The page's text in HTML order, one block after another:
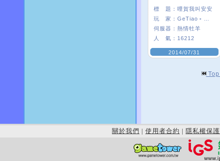
標 題： 哩賀我叫安安
玩 家：
伺服器： 熱情牡羊
人 氣： 16212
2014/07/31
關於我們 | 使用者合約 | 隱私權保護